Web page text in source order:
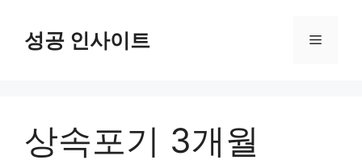
성공 인사이트 메
상속포기 3개월